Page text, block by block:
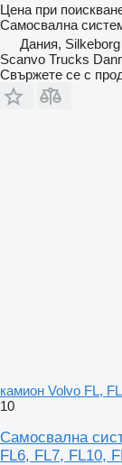
Цена при
Самосвална
Дания, Silkeborg
Scanvo Trucks
Свържете се с
камион Volvo FL,
10
Самосвална
FL6, FL7, FL10,